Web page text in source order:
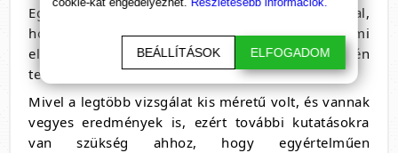
Egerekben szintén javította a sebgyógyulást azáltal,
hogy növelte a salétrom-oxid jelenlétét, ami
elősegíti az erek fejlődését és a kollagén
termelését. [
24]
Mivel a legtöbb vizsgálat kis méretű volt, és vannak
vegyes eredmények is, ezért további kutatásokra
van szükség ahhoz, hogy egyértelműen
BEÁLLÍTÁSOK ELFOGADOM